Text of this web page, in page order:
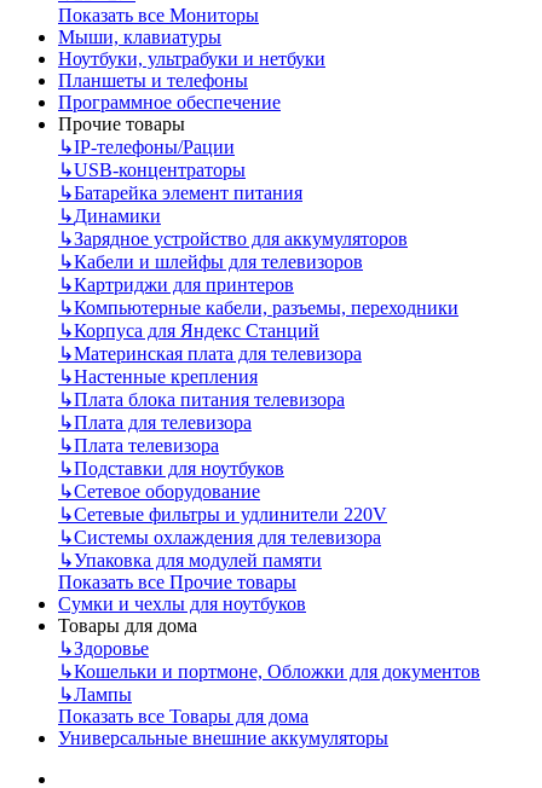
Показать все Мониторы
Мыши, клавиатуры
Ноутбуки, ультрабуки и нетбуки
Планшеты и телефоны
Программное обеспечение
Прочие товары
↳IP‑телефоны/Рации
↳USB-концентраторы
↳Батарейка элемент питания
↳Динамики
↳Зарядное устройство для аккумуляторов
↳Кабели и шлейфы для телевизоров
↳Картриджи для принтеров
↳Компьютерные кабели, разъемы, переходники
↳Корпуса для Яндекс Станций
↳Материнская плата для телевизора
↳Настенные крепления
↳Плата блока питания телевизора
↳Плата для телевизора
↳Плата телевизора
↳Подставки для ноутбуков
↳Сетевое оборудование
↳Сетевые фильтры и удлинители 220V
↳Системы охлаждения для телевизора
↳Упаковка для модулей памяти
Показать все Прочие товары
Сумки и чехлы для ноутбуков
Товары для дома
↳Здоровье
↳Кошельки и портмоне, Обложки для документов
↳Лампы
Показать все Товары для дома
Универсальные внешние аккумуляторы